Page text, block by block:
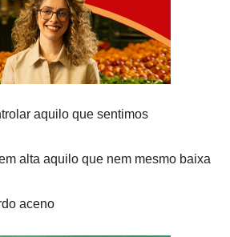
aquilo que sentimos
alta aquilo que nem mesmo baixa
aceno